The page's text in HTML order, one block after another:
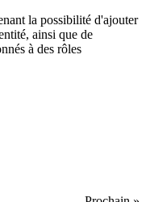
la possibilité d'ajouter
ainsi que de
à des rôles